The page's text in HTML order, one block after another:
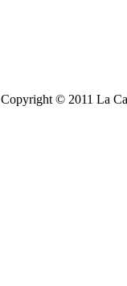
Copyright © 2011 La